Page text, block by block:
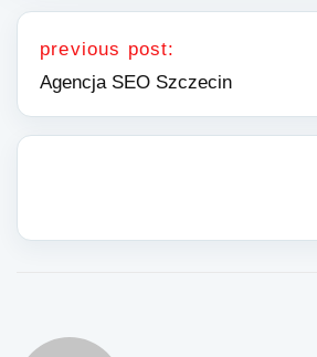
Nawigacja wpisu
previous post:
Agencja SEO Szczecin